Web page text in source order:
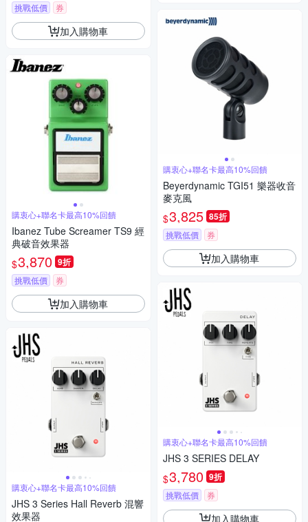
挑戰低價 券
加入購物車
購衷心+聯名卡最高10%回饋
Ibanez Tube Screamer TS9 經
典破音效果器
$3,870 9折
挑戰低價 券
加入購物車
購衷心+聯名卡最高10%回饋
JHS 3 Series Hall Reverb 混響
效果器
購衷心+聯名卡最高10%回饋
Beyerdynamic TGI51 樂器收音
麥克風
$3,825 85折
挑戰低價 券
加入購物車
購衷心+聯名卡最高10%回饋
JHS 3 SERIES DELAY
$3,780 9折
挑戰低價 券
加入購物車